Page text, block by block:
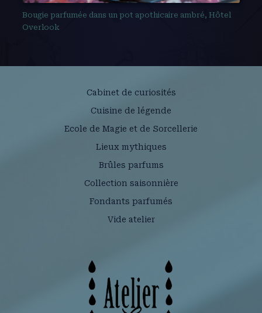
Bougie parfumée dans un pot apothicaire ambré, Hôtel
Overlook
Cabinet de curiosités
Cuisine de légende
Ecole de Magie et de Sorcellerie
Lieux mythiques
Brûles parfums
Collection saisonnière
Fondants parfumés
Vide atelier